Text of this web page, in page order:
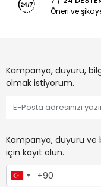
Öneri ve
Kampanya, duyuru,
olmak istiyorum.
Kampanya, duyuru
için kayıt olun.